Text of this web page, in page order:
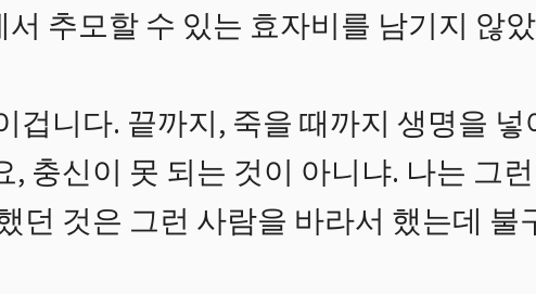
추모할 수 있는 효자비를 남기지 않
겁니다. 끝까지, 죽을 때까지 생명을 넣
충신이 못 되는 것이 아니냐. 나는 그
던 것은 그런 사람을 바라서 했는데 불